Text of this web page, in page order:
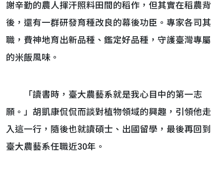
謝辛勤的農人揮汗照料田間的稻作，但其實在稻農背
後，還有一群研發育種改良的幕後功臣。專家各司其
職，費神地育出新品種、鑑定好品種，守護臺灣專屬
的米飯風味。
「讀書時，臺大農藝系就是我心目中的第一志
願。」胡凱康侃侃而談對植物領域的興趣，引領他走
入這一行，隨後也就讀碩士、出國留學，最後再回到
臺大農藝系任職近30年。